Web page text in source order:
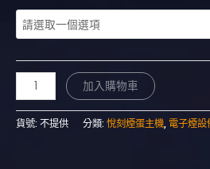
加入購物車
貨號: 不提供 分類: 悅刻煙蛋主機, 電子煙設